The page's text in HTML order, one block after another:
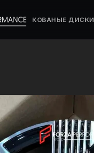
КОВАНЫЕ ДИСКИ